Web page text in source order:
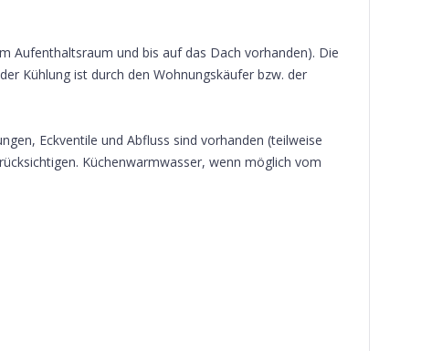
Aufenthaltsraum und bis auf das Dach vorhanden). Die
Kühlung ist durch den Wohnungskäufer bzw. der
Eckventile und Abfluss sind vorhanden (teilweise
Küchenwarmwasser, wenn möglich vom